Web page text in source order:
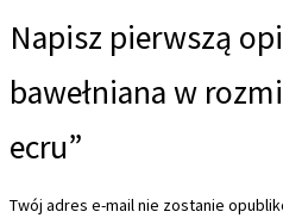
Napisz pierwszą
bawełniana w
ecru”
Twój adres e-mail nie zostanie